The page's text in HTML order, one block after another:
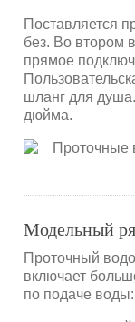
Поставляется
без. Во втором
прямое
шланг для
дюйма.
Модельный
Проточный
включает
по подаче воды: